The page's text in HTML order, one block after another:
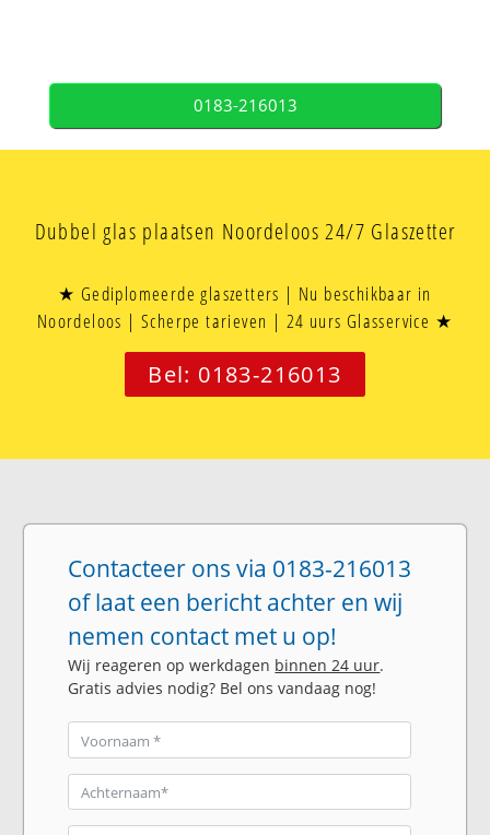
0183-216013
Dubbel glas plaatsen Noordeloos 24/7 Glaszetter
★ Gediplomeerde glaszetters | Nu beschikbaar in
Noordeloos | Scherpe tarieven | 24 uurs Glasservice ★
Bel: 0183-216013
Contacteer ons via 0183-216013
of laat een bericht achter en wij
nemen contact met u op!
Wij reageren op werkdagen binnen 24 uur.
Gratis advies nodig? Bel ons vandaag nog!